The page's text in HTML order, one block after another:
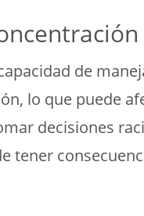
de
lo que puede
decisiones
tener